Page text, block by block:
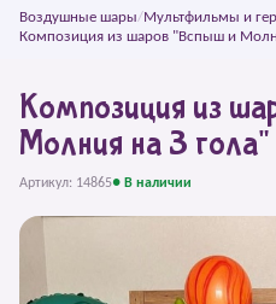
Воздушные шары/Мультфильмы и
Композиция из шаров "Вспыш и
Композиция из
Молния на 3 гола"
Артикул: 14865● В наличии